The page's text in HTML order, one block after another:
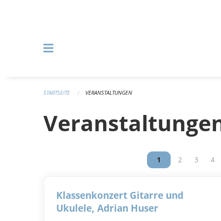
STARTSEITE VERANSTALTUNGEN
Vous êtes sur la
1 Vous êtes
2 Vous
3 4
Klassenkonzert Gitarre und
Ukulele, Adrian Huser